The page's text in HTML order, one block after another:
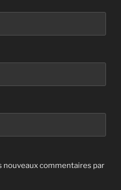
nouveaux commentaires par